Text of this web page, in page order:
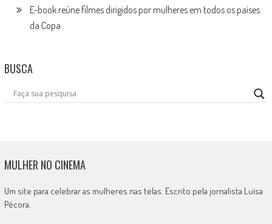
E-book reúne filmes dirigidos por mulheres em todos os países
da Copa
BUSCA
MULHER NO CINEMA
Um site para celebrar as mulheres nas telas. Escrito pela jornalista Luísa
Pécora.